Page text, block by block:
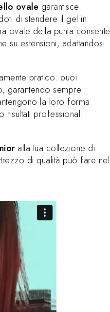
ovale garantisce
di stendere il gel in
ovale della punta consente
su estensioni, adattandosi
pratico: puoi
garantendo sempre
la loro forma
risultati professionali
alla tua collezione di
di qualità può fare nel